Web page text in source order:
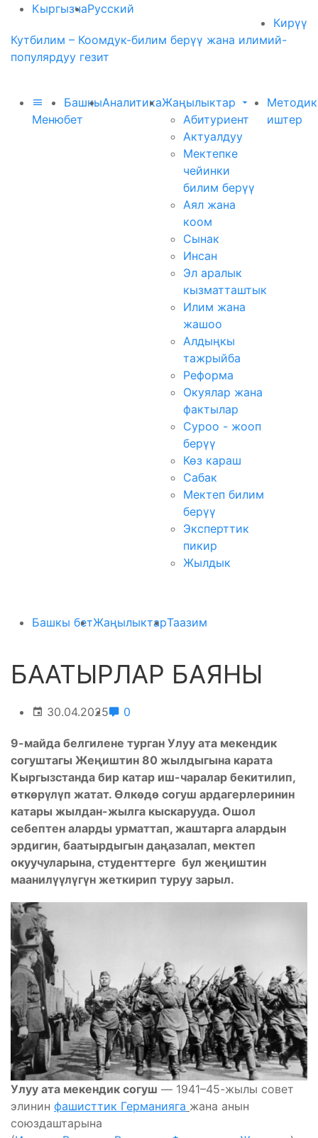
КыргызчаРусский
Кирүү
Кутбилим – Коомдук-билим берүү жана илимий-
популярдуу гезит
Меню
Башкы
бет
АналитикаЖаңылыктар
Абитуриент
Актуалдуу
Мектепке
чейинки
билим берүү
Аял жана
коом
Сынак
Инсан
Эл аралык
кызматташтык
Илим жана
жашоо
Алдыңкы
тажрыйба
Реформа
Окуялар жана
фактылар
Суроо - жооп
берүү
Көз караш
Сабак
Мектеп билим
берүү
Эксперттик
пикир
Жылдык
иштер
Башкы бетЖаңылыктарТаазим
БААТЫРЛАР БАЯНЫ
30.04.2025 0
9-майда белгилене турган Улуу ата мекендик
согуштагы Жеңиштин 80 жылдыгына карата
Кыргызстанда бир катар иш-чаралар бекитилип,
өткөрүлүп жатат. Өлкөдө согуш ардагерлеринин
катары жылдан-жылга кыскарууда. Ошол
себептен аларды урматтап, жаштарга алардын
эрдигин, баатырдыгын даңазалап, мектеп
окуучуларына, студенттерге бул жеңиштин
маанилүүлүгүн жеткирип туруу зарыл.
Улуу ата мекендик согуш ― 1941–45-жылы совет
элинин фашисттик Германияга жана анын
союздаштарына